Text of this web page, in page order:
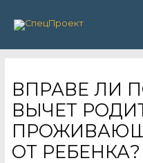
ВПРАВЕ ЛИ
ВЫЧЕТ
ОТ РЕБЕНКА?